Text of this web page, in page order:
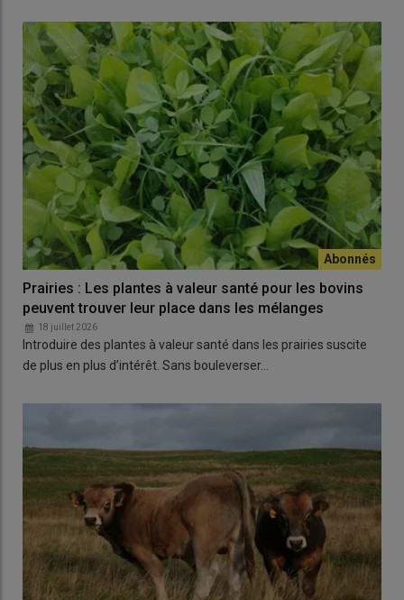
Prairies : Les plantes à valeur santé pour les bovins
peuvent trouver leur place dans les mélanges
18 juillet 2026
Introduire des plantes à valeur santé dans les prairies suscite
de plus en plus d’intérêt. Sans bouleverser…